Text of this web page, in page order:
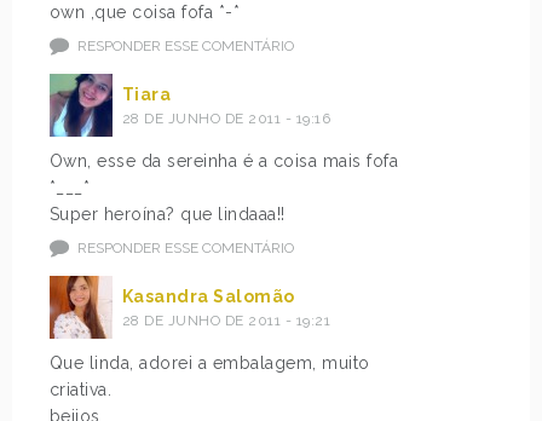
own ,que coisa fofa *-*
RESPONDER ESSE COMENTÁRIO
Tiara
28 DE JUNHO DE 2011 - 19:16
Own, esse da sereinha é a coisa mais fofa
*___*
Super heroína? que lindaaa!!
RESPONDER ESSE COMENTÁRIO
Kasandra Salomão
28 DE JUNHO DE 2011 - 19:21
Que linda, adorei a embalagem, muito
criativa.
beijos